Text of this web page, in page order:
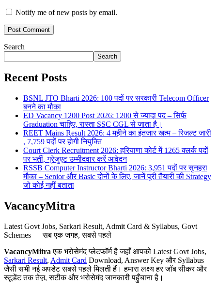
Notify me of new posts by email.
Search
Search
Recent Posts
BSNL JTO Bharti 2026: 100 पदों पर सरकारी Telecom Officer
बनने का मौका
ED Vacancy 1200 Post 2026: 1200 से ज्यादा पद – सिर्फ
Graduation चाहिए, रास्ता SSC CGL से जाता है।
REET Mains Result 2026: 4 महीने का इंतजार खत्म – रिजल्ट जारी
, 7,759 पदों पर होगी नियुक्ति
Court Clerk Recruitment 2026: हरियाणा कोर्ट में 1265 क्लर्क पदों
पर भर्ती, ग्रेजुएट उम्मीदवार करें आवेदन
RSSB Computer Instructor Bharti 2026: 3,951 पदों पर सुनहरा
मौका – Senior और Basic दोनों के लिए, जानें पूरी तैयारी की Strategy
जो कोई नहीं बताता
VacancyMitra
Latest Govt Jobs, Sarkari Result, Admit Card & Syllabus, Govt
Schemes — सब एक जगह, सबसे पहले
VacancyMitra एक भरोसेमंद प्लेटफॉर्म है जहाँ आपको Latest Govt Jobs,
Sarkari Result, Admit Card Download, Answer Key और Syllabus
जैसी सभी नई अपडेट सबसे पहले मिलती हैं। हमारा लक्ष्य हर जॉब सीकर और
स्टूडेंट तक तेज़, सटीक और भरोसेमंद जानकारी पहुँचाना है।